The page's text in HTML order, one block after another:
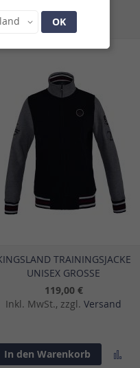
OK
TRAININGSJACKE
UNISEX GROSSE
119,00 €
Inkl. MwSt., zzgl.Versand
In den Warenkorb